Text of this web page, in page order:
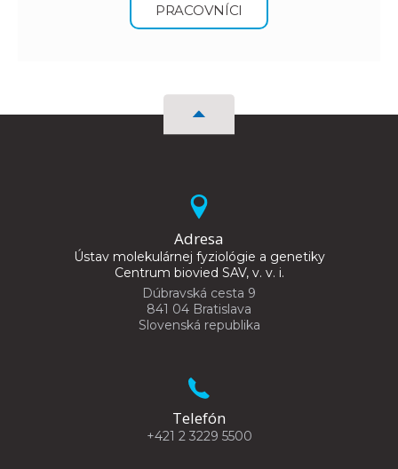
PRACOVNÍCI
Adresa
Ústav molekulárnej fyziológie a genetiky
Centrum biovied SAV, v. v. i.
Dúbravská cesta 9
841 04 Bratislava
Slovenská republika
Telefón
+421 2 3229 5500